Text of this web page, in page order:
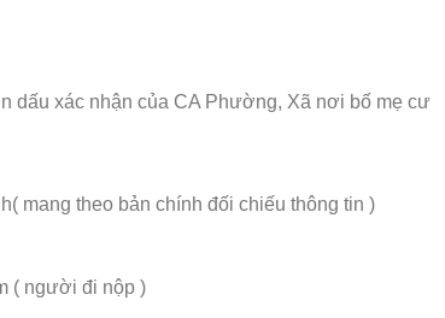
dấu xác nhận của CA Phường, Xã nơi bố mẹ cư
mang theo bản chính đối chiếu thông tin )
( người đi nộp )